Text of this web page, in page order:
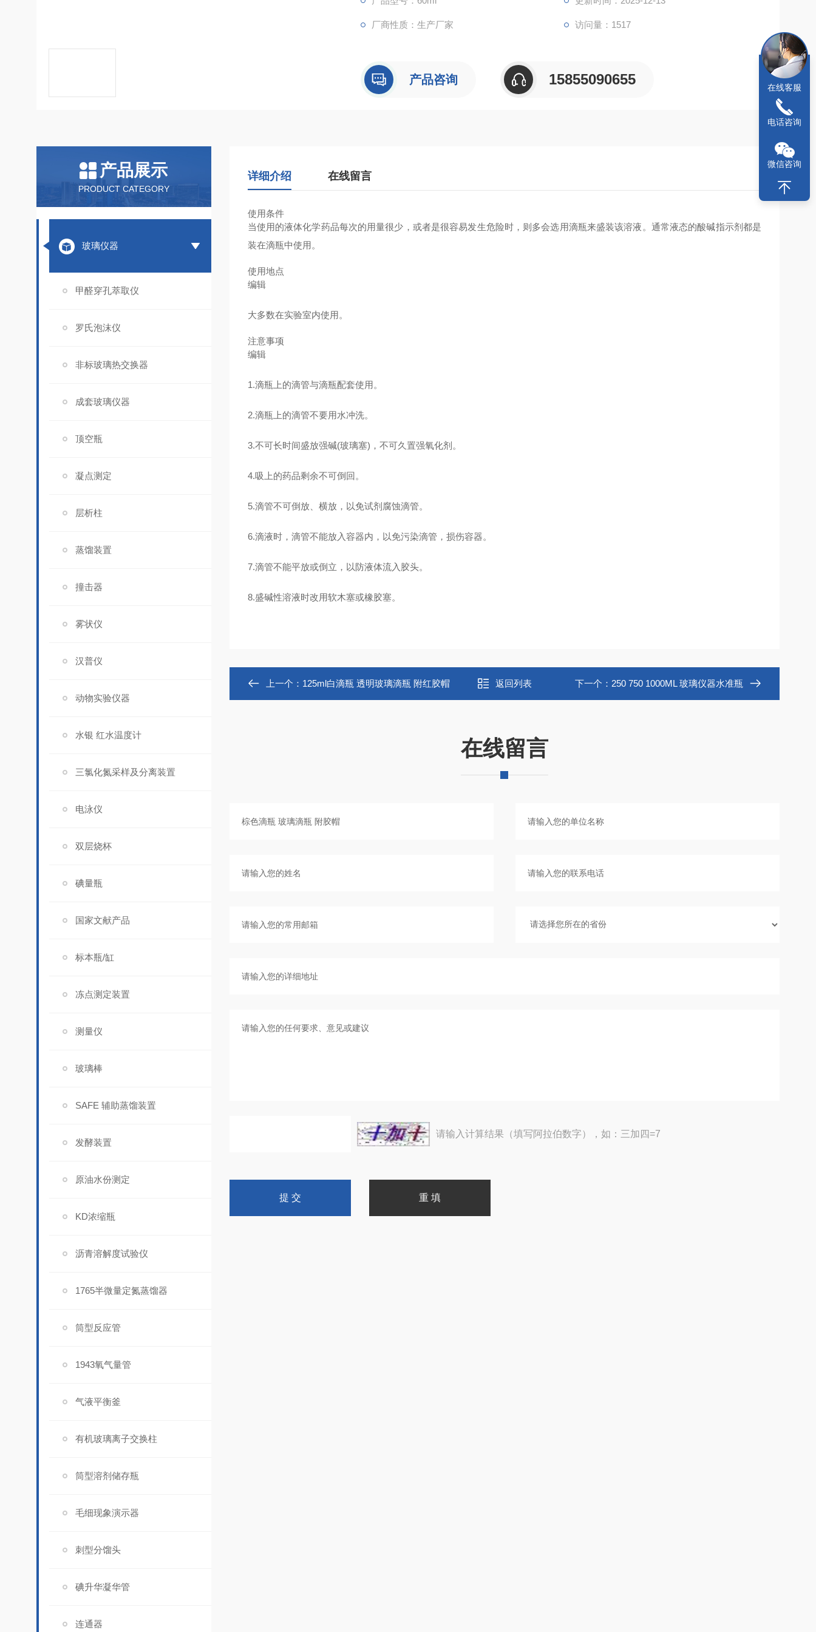
厂商性质：生产厂家 访问量：1517
产品咨询 15855090655
产品展示
PRODUCT CATEGORY
玻璃仪器
甲醛穿孔萃取仪
罗氏泡沫仪
非标玻璃热交换器
成套玻璃仪器
顶空瓶
凝点测定
层析柱
蒸馏装置
撞击器
雾状仪
汉普仪
动物实验仪器
水银 红水温度计
三氯化氮采样及分离装置
电泳仪
双层烧杯
碘量瓶
国家文献产品
标本瓶/缸
冻点测定装置
测量仪
玻璃棒
SAFE 辅助蒸馏装置
发酵装置
原油水份测定
KD浓缩瓶
沥青溶解度试验仪
1765半微量定氮蒸馏器
筒型反应管
1943氧气量管
气液平衡釜
有机玻璃离子交换柱
筒型溶剂储存瓶
毛细现象演示器
刺型分馏头
碘升华凝华管
连通器
详细介绍 在线留言
使用条件
当使用的液体化学药品每次的用量很少，或者是很容易发生危险时，则多会选用滴瓶来盛装该溶液。通常液态的酸碱指示剂都是
装在滴瓶中使用。
使用地点
编辑
大多数在实验室内使用。
注意事项
编辑
1.滴瓶上的滴管与滴瓶配套使用。
2.滴瓶上的滴管不要用水冲洗。
3.不可长时间盛放强碱(玻璃塞)，不可久置强氧化剂。
4.吸上的药品剩余不可倒回。
5.滴管不可倒放、横放，以免试剂腐蚀滴管。
6.滴液时，滴管不能放入容器内，以免污染滴管，损伤容器。
7.滴管不能平放或倒立，以防液体流入胶头。
8.盛碱性溶液时改用软木塞或橡胶塞。
上一个： 125ml白滴瓶 透明玻璃滴瓶 附红胶帽 返回列表 下一个： 250 750 1000ML 玻璃仪器水准瓶
在线留言
请输入计算结果（填写阿拉伯数字），如：三加四=7
在线客服
电话咨询
微信咨询